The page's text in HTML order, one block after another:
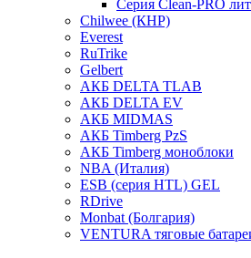
Серия Clean-PRO
Chilwee (КНР)
Everest
RuTrike
Gelbert
АКБ DELTA TLAB
АКБ DELTA EV
АКБ MIDMAS
АКБ Timberg PzS
АКБ Timberg моноблоки
NBA (Италия)
ESB (серия HTL) GEL
RDrive
Monbat (Болгария)
VENTURA тяговые